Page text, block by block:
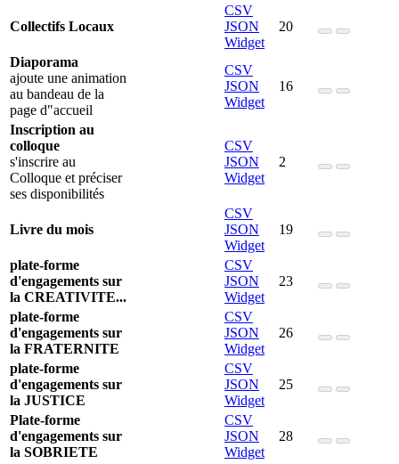
Collectifs Locaux
CSV
JSON
Widget
20
Diaporama
ajoute une animation
au bandeau de la
page d"accueil
CSV
JSON
Widget
16
Inscription au
colloque
s'inscrire au
Colloque et préciser
ses disponibilités
CSV
JSON
Widget
2
Livre du mois
CSV
JSON
Widget
19
plate-forme
d'engagements sur
la CREATIVITE...
CSV
JSON
Widget
23
plate-forme
d'engagements sur
la FRATERNITE
CSV
JSON
Widget
26
plate-forme
d'engagements sur
la JUSTICE
CSV
JSON
Widget
25
Plate-forme
d'engagements sur
la SOBRIETE
CSV
JSON
Widget
28